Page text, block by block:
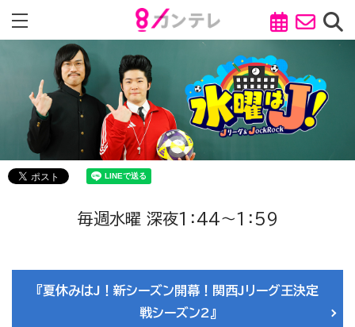
毎週水曜 深夜1：44～1：59
『夏休みはJ！新シーズン開幕！関西Jリーグ王決定
戦シーズン2』